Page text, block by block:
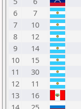
6
7
7
10
8
12
9
14
10
15
11
30
12
11
13
16
14
25